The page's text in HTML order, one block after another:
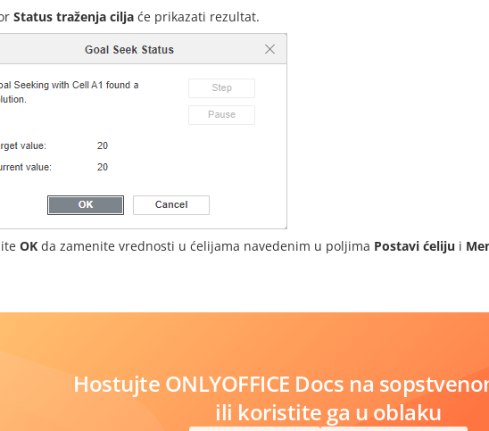
Status traženja cilja će prikazati rezultat.
OK da zamenite vrednosti u ćelijama navedenim u poljima Postavi ćeliju i
Hostujte ONLYOFFICE Docs na
ili koristite ga u oblaku